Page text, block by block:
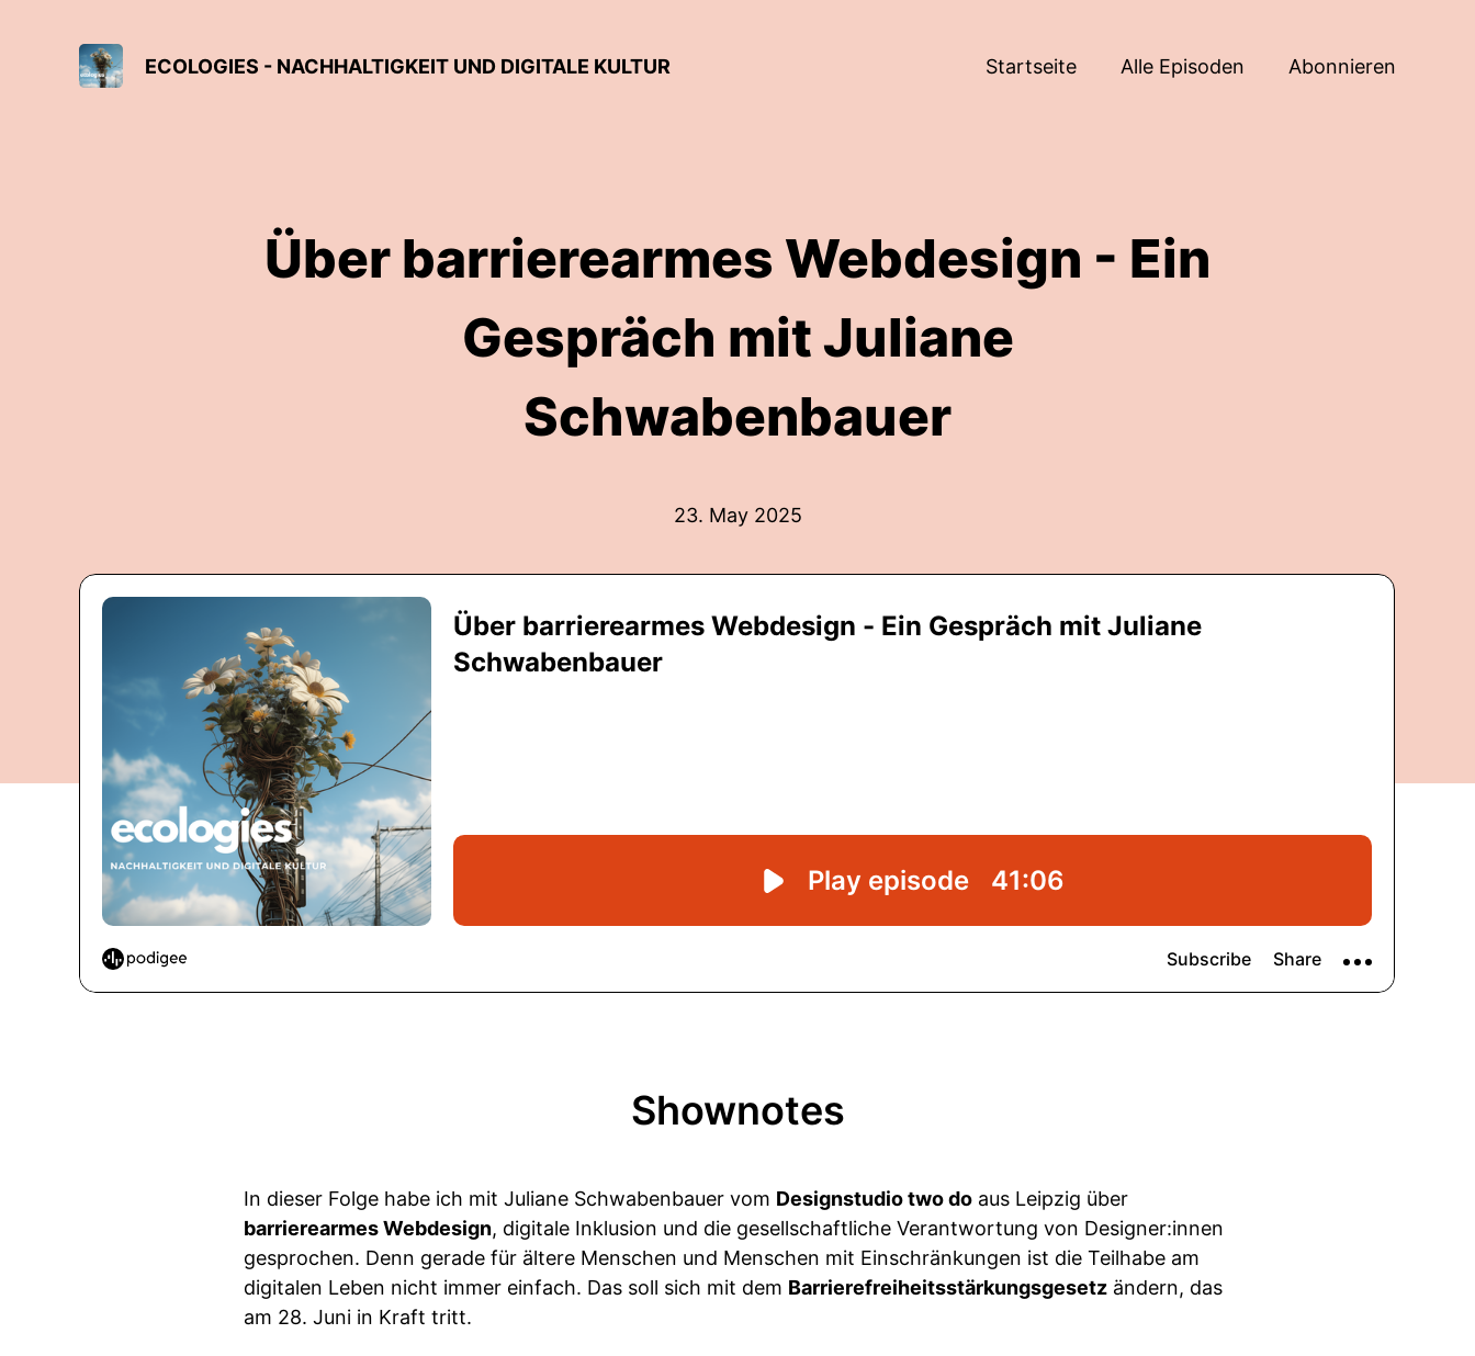
ECOLOGIES - NACHHALTIGKEIT UND DIGITALE KULTUR Startseite Alle Episoden Abonnieren
Über barrierearmes Webdesign - Ein
Gespräch mit Juliane
Schwabenbauer
23. May 2025
Shownotes
In dieser Folge habe ich mit Juliane Schwabenbauer vom Designstudio two do aus Leipzig über
barrierearmes Webdesign, digitale Inklusion und die gesellschaftliche Verantwortung von Designer:innen
gesprochen. Denn gerade für ältere Menschen und Menschen mit Einschränkungen ist die Teilhabe am
digitalen Leben nicht immer einfach. Das soll sich mit dem Barrierefreiheitsstärkungsgesetz ändern, das
am 28. Juni in Kraft tritt.